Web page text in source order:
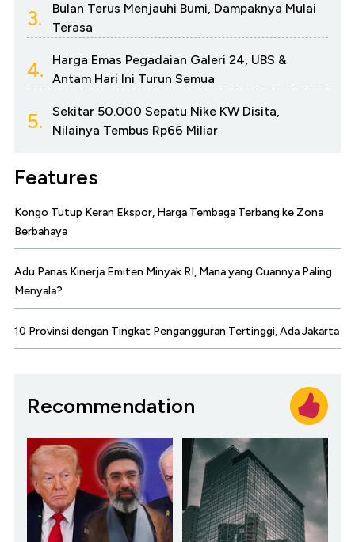
3.
Bulan Terus Menjauhi Bumi, Dampaknya Mulai
Terasa
4.
Harga Emas Pegadaian Galeri 24, UBS &
Antam Hari Ini Turun Semua
5.
Sekitar 50.000 Sepatu Nike KW Disita,
Nilainya Tembus Rp66 Miliar
Features
Kongo Tutup Keran Ekspor, Harga Tembaga Terbang ke Zona
Berbahaya
Adu Panas Kinerja Emiten Minyak RI, Mana yang Cuannya Paling
Menyala?
10 Provinsi dengan Tingkat Pengangguran Tertinggi, Ada Jakarta
Recommendation